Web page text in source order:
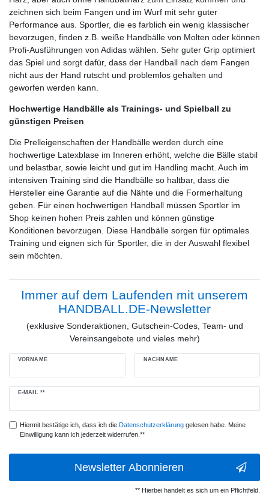
zeichnen sich beim Fangen und im Wurf mit sehr guter
Performance aus. Sportler, die es farblich ein wenig klassischer
bevorzugen, finden z.B. weiße Handbälle von Molten oder können
Profi-Ausführungen von Adidas wählen. Sehr guter Grip optimiert
das Spiel und sorgt dafür, dass der Handball nach dem Fangen
nicht aus der Hand rutscht und problemlos gehalten und
geworfen werden kann.
Hochwertige Handbälle als Trainings- und Spielball zu
günstigen Preisen
Die Prelleigenschaften der Handbälle werden durch eine
hochwertige Latexblase im Inneren erhöht, welche die Bälle stabil
und belastbar, sowie leicht und gut im Handling macht. Auch im
intensiven Training sind die Handbälle so haltbar, dass die
Hersteller eine Garantie auf die Nähte und die Formerhaltung
geben. Für einen hochwertigen Handball müssen Sportler im
Shop keinen hohen Preis zahlen und können günstige
Konditionen bevorzugen. Diese Handbälle sorgen für optimales
Training und eignen sich für Sportler, die in der Auswahl flexibel
sein möchten.
Immer auf dem Laufenden mit unserem
HANDBALL.DE-Newsletter
(exklusive Sonderaktionen, Gutschein-Codes, Team- und
Vereinsangebote und vieles mehr)
VORNAME NACHNAME
E-MAIL **
Newsletter
Hiermit bestätige ich, dass ich die Daten­schutz­erklärunggelesen habe. Meine
Einwilligung kann ich jederzeit widerrufen.**
Newsletter Abonnieren
** Hierbei handelt es sich um ein Pflichtfeld.